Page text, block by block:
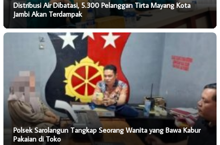
Distribusi Air Dibatasi, 5.300 Pelanggan Tirta Mayang Kota
Jambi Akan Terdampak
Polsek Sarolangun Tangkap Seorang Wanita yang Bawa Kabur
Pakaian di Toko